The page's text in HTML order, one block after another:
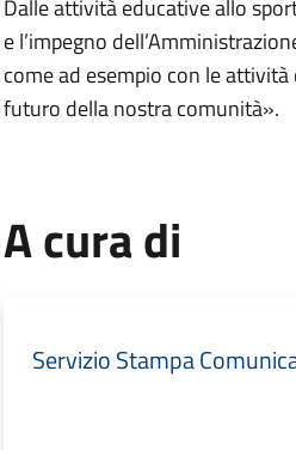
Dalle attività educative allo
e l’impegno
come ad esempio con le
futuro della nostra comunità».
A cura di
Servizio Stampa